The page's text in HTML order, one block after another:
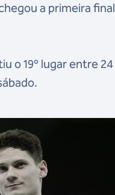
a primeira final
o 19º lugar entre 24